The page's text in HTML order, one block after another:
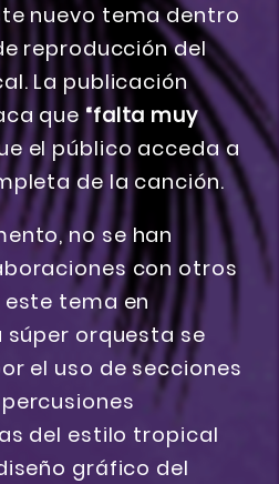
nuevo tema dentro
reproducción del
La publicación
que “falta muy
el público acceda a
de la canción.
no se han
con otros
tema en
súper orquesta se
el uso de secciones
del estilo tropical
gráfico del